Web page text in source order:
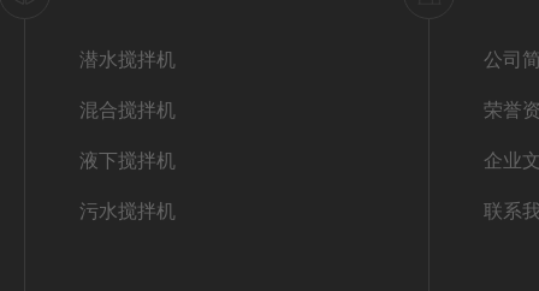
潜水搅拌机
混合搅拌机
液下搅拌机
污水搅拌机
公司
荣誉
企业
联系